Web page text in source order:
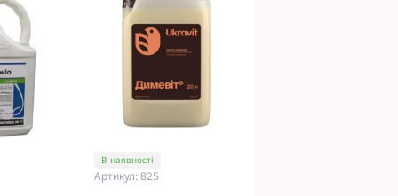
В наявності
Артикул: 825